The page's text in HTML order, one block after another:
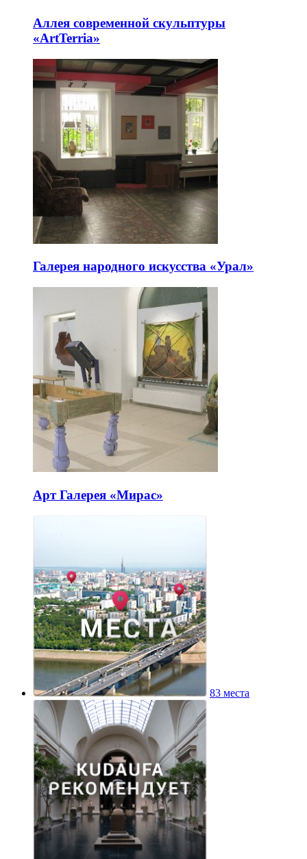
Аллея современной скульптуры
«ArtTerria»
Галерея народного искусства «Урал»
Арт Галерея «Мирас»
83 места